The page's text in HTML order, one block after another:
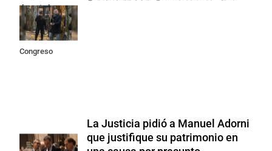
durante los
incidentes
frente al
Congreso
La Justicia pidió a Manuel Adorni
que justifique su patrimonio en